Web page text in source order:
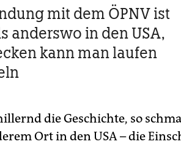
mit dem ÖPNV ist
anderswo in den USA,
kann man laufen
die Geschichte, so
Ort in den USA – die